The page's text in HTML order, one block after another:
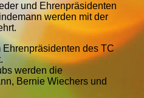
und Ehrenpräsidenten
werden mit der
des TC
werden die
Bernie Wiechers und